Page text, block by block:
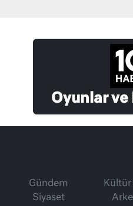
Oyunlar ve
Gündem
Siyaset